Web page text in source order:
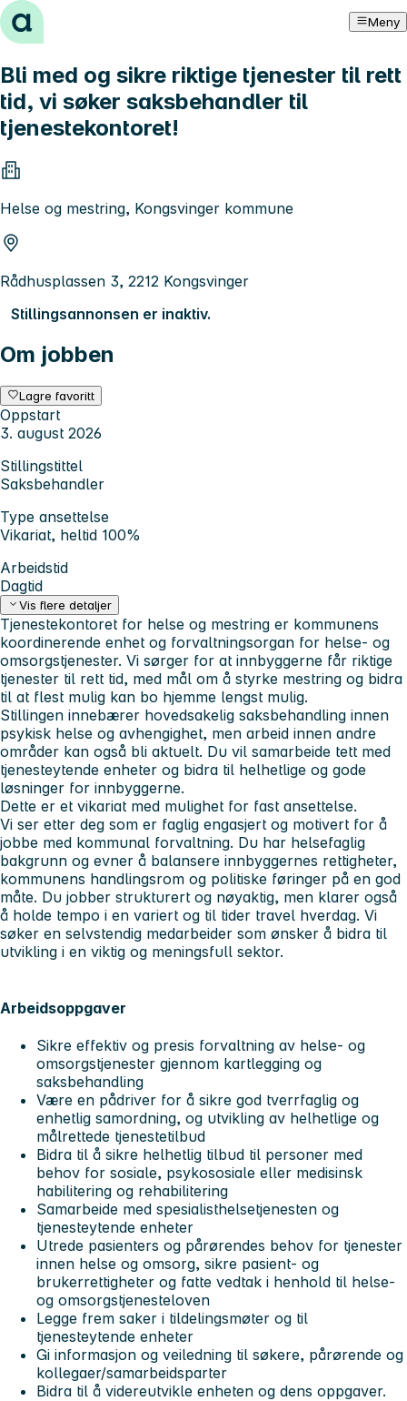
Hopp til innhold Meny
Bli med og sikre riktige tjenester til rett
tid, vi søker saksbehandler til
tjenestekontoret!
Helse og mestring, Kongsvinger kommune
Rådhusplassen 3, 2212 Kongsvinger
Stillingsannonsen er inaktiv.
Om jobben
Lagre favoritt
Oppstart
3. august 2026
Stillingstittel
Saksbehandler
Type ansettelse
Vikariat, heltid 100%
Arbeidstid
Dagtid
Vis flere detaljer
Tjenestekontoret for helse og mestring er kommunens
koordinerende enhet og forvaltningsorgan for helse- og
omsorgstjenester. Vi sørger for at innbyggerne får riktige
tjenester til rett tid, med mål om å styrke mestring og bidra
til at flest mulig kan bo hjemme lengst mulig.
Stillingen innebærer hovedsakelig saksbehandling innen
psykisk helse og avhengighet, men arbeid innen andre
områder kan også bli aktuelt. Du vil samarbeide tett med
tjenesteytende enheter og bidra til helhetlige og gode
løsninger for innbyggerne.
Dette er et vikariat med mulighet for fast ansettelse.
Vi ser etter deg som er faglig engasjert og motivert for å
jobbe med kommunal forvaltning. Du har helsefaglig
bakgrunn og evner å balansere innbyggernes rettigheter,
kommunens handlingsrom og politiske føringer på en god
måte. Du jobber strukturert og nøyaktig, men klarer også
å holde tempo i en variert og til tider travel hverdag. Vi
søker en selvstendig medarbeider som ønsker å bidra til
utvikling i en viktig og meningsfull sektor.
Arbeidsoppgaver
Sikre effektiv og presis forvaltning av helse- og
omsorgstjenester gjennom kartlegging og
saksbehandling
Være en pådriver for å sikre god tverrfaglig og
enhetlig samordning, og utvikling av helhetlige og
målrettede tjenestetilbud
Bidra til å sikre helhetlig tilbud til personer med
behov for sosiale, psykososiale eller medisinsk
habilitering og rehabilitering
Samarbeide med spesialisthelsetjenesten og
tjenesteytende enheter
Utrede pasienters og pårørendes behov for tjenester
innen helse og omsorg, sikre pasient- og
brukerrettigheter og fatte vedtak i henhold til helse-
og omsorgstjenesteloven
Legge frem saker i tildelingsmøter og til
tjenesteytende enheter
Gi informasjon og veiledning til søkere, pårørende og
kollegaer/samarbeidsparter
Bidra til å videreutvikle enheten og dens oppgaver.